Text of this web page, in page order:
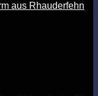
aus Rhauderfehn